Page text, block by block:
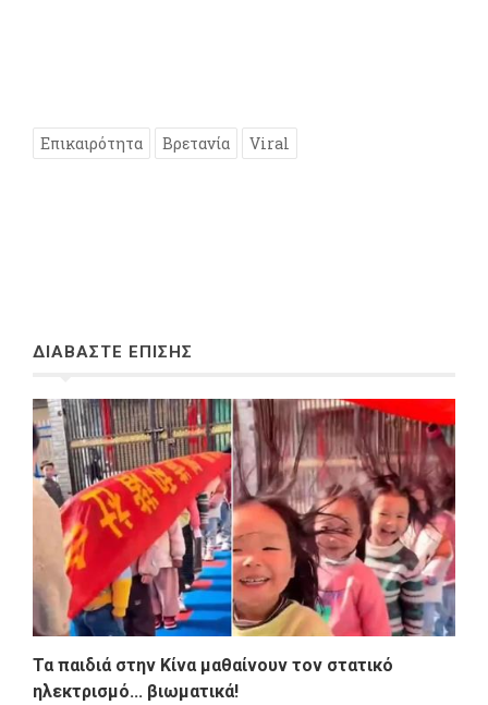
Επικαιρότητα Βρετανία Viral
ΔΙΑΒΑΣΤΕ ΕΠΙΣΗΣ
Τα παιδιά στην Κίνα μαθαίνουν τον στατικό
ηλεκτρισμό... βιωματικά!